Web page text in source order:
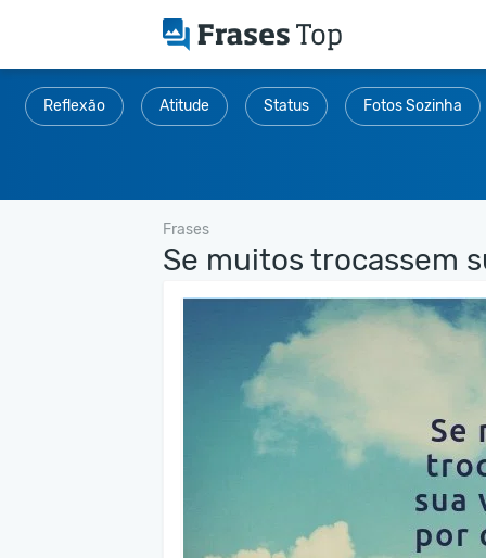
Reflexão Atitude Status Fotos Sozinha
Frases
Se muitos trocassem